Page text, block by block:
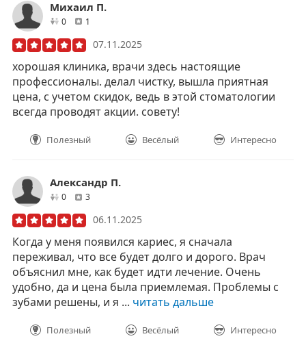
Михаил П.
0друзей1
07.11.2025
хорошая клиника, врачи здесь настоящие
профессионалы. делал чистку, вышла приятная
цена, с учетом скидок, ведь в этой стоматологии
всегда проводят акции. совету!
Полезный Весёлый Интересно
Александр П.
0друзей
3отзывов
06.11.2025
Когда у меня появился кариес, я сначала
переживал, что все будет долго и дорого. Врач
объяснил мне, как будет идти лечение. Очень
удобно, да и цена была приемлемая. Проблемы с
зубами решены, и я ... читать дальше
Полезный Весёлый Интересно